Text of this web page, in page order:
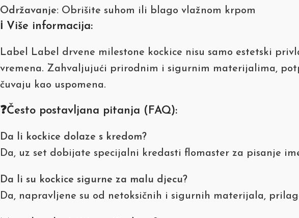
Održavanje: Obrišite suhom ili blago vlažnom krpom
ℹ️ Više informacija:
Label Label drvene milestone kockice nisu samo estetski
vremena. Zahvaljujući prirodnim i sigurnim materijalima,
čuvaju kao uspomena.
❓Često postavljana pitanja (FAQ):
Da li kockice dolaze s kredom?
Da, uz set dobijate specijalni kredasti flomaster za pisanje
Da li su kockice sigurne za malu djecu?
Da, napravljene su od netoksičnih i sigurnih materijala,